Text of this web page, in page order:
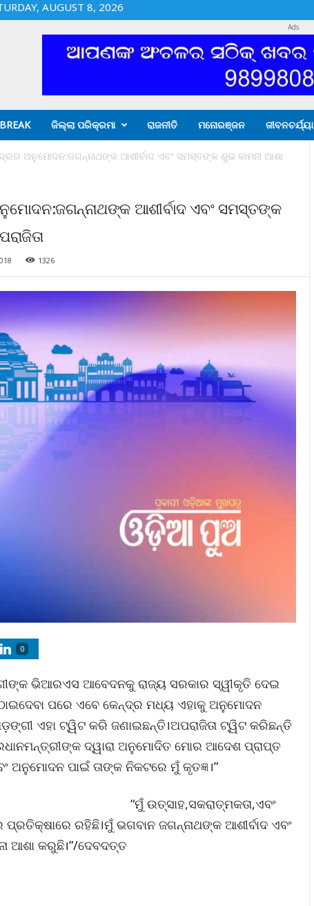
AUGUST 8, 2026
Ads
ଜିଲ୍ଲା ପରିକ୍ରମା ରାଜନୀତି ମନୋରଞ୍ଜନ ଜୀବନଚର୍ଯ୍ୟା
ଅନୁମୋଦନ:ଜଗନ୍ନାଥଙ୍କ ଆଶୀର୍ବାଦ ଏବଂ ସମସ୍ତଙ୍କ ଶୁଭ କାମନା ଆଶା
ଆଶୀର୍ବାଦ ଏବଂ ସମସ୍ତଙ୍କ
1326
0
ଭିଆରଏସ ଆବେଦନକୁ ରାଜ୍ୟ ସରକାର ସ୍ୱୀକୃତି ଦେଇ
ପରେ ଏବେ କେନ୍ଦ୍ର ମଧ୍ୟ ଏହାକୁ ଅନୁମୋଦନ
ଏହା ଟ୍ୱିଟ କରି ଜଣାଇଛନ୍ତି।ଅପରାଜିତା ଟ୍ୱିଟ କରିଛନ୍ତି
ଦ୍ୱାରା ଅନୁମୋଦିତ ମୋର ଆଦେଶ ପ୍ରାପ୍ତ
ଅନୁମୋଦନ ପାଇଁ ତାଙ୍କ ନିକଟରେ ମୁଁ କୃତଜ୍ଞ।”
“ମୁଁ ଉତ୍ସାହ,ସକରାତ୍ମକତା,ଏବଂ
ପ୍ରତିକ୍ଷାରେ ରହିଛି।ମୁଁ ଭଗବାନ ଜଗନ୍ନାଥଙ୍କ ଆଶୀର୍ବାଦ ଏବଂ
ଆଶା କରୁଛି।”/ଦେବଦତ୍ତ